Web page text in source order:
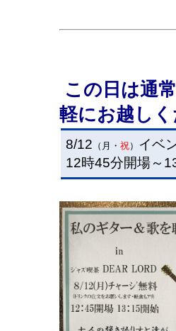
この日は通
軽にお越し
8/12 （月・ 祝） イベ
12時45分開場～